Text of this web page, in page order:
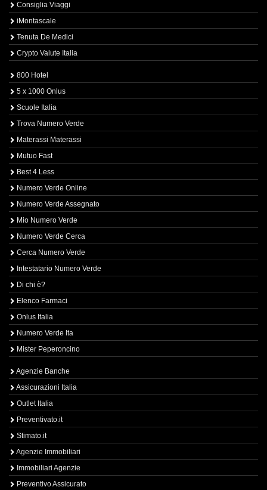
Consiglia Viaggi
iMontascale
Tenuta De Medici
Crypto Valute Italia
800 Hotel
5 x 1000 Onlus
Scuole Italia
Trova Numero Verde
Materassi Materassi
Mutuo Fast
Best 4 Less
Numero Verde Online
Numero Verde Assegnato
Mio Numero Verde
Numero Verde Cerca
Cerca Numero Verde
Intestatario Numero Verde
Di chi è?
Elenco Farmaci
Onlus Italia
Numero Verde Ita
Mister Peperoncino
Agenzie Banche
Assicurazioni Italia
Outlet Italia
Preventivato.it
Stimato.it
Agenzie Immobiliari
Immobiliari Agenzie
Preventivo Assicurato